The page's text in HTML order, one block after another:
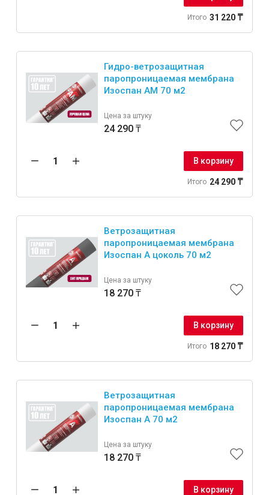
Итого 31 220 ₸
Гидро-ветрозащитная
паропроницаемая мембрана
Изоспан AM 70 м2
Цена за штуку
24 290 ₸
В корзину
Итого 24 290 ₸
Ветрозащитная
паропроницаемая мембрана
Изоспан A цоколь 70 м2
Цена за штуку
18 270 ₸
В корзину
Итого 18 270 ₸
Ветрозащитная
паропроницаемая мембрана
Изоспан А 70 м2
Цена за штуку
18 270 ₸
В корзину